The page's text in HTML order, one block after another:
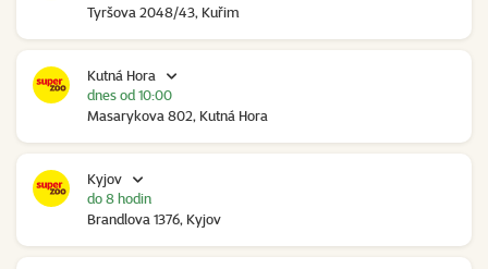
Tyršova 2048/43, Kuřim
Kutná Hora
Masarykova 802, Kutná Hora
dnes od 10:00
Kyjov
Brandlova 1376, Kyjov
do 8 hodin